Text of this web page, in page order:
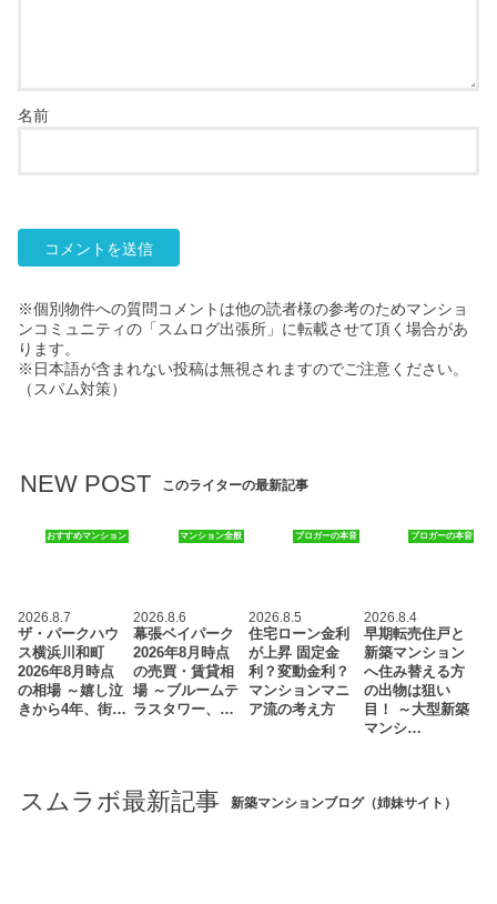
名前
※個別物件への質問コメントは他の読者様の参考のためマンショ
ンコミュニティの「スムログ出張所」に転載させて頂く場合があ
ります。
※日本語が含まれない投稿は無視されますのでご注意ください。
（スパム対策）
NEW POST このライターの最新記事
おすすめマンション
2026.8.7
ザ・パークハウ
ス横浜川和町
2026年8月時点
の相場 ～嬉し泣
きから4年、街…
マンション全般
2026.8.6
幕張ベイパーク
2026年8月時点
の売買・賃貸相
場 ～ブルームテ
ラスタワー、…
ブロガーの本音
2026.8.5
住宅ローン金利
が上昇 固定金
利？変動金利？
マンションマニ
ア流の考え方
ブロガーの本音
2026.8.4
早期転売住戸と
新築マンション
へ住み替える方
の出物は狙い
目！ ～大型新築
マンシ…
スムラボ最新記事 新築マンションブログ（姉妹サイト）